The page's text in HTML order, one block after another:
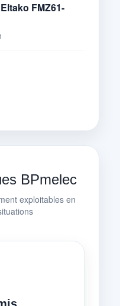
FMZ61-
BPmelec
exploitables en